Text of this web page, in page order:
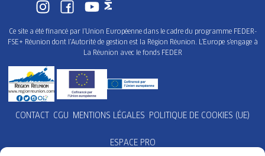
Ce site a été financé par l’Union Européenne dans le cadre du programme FEDER-
FSE+ Réunion dont l’Autorité de gestion est la Région Réunion. L’Europe s’engage à
La Réunion avec le fonds FEDER
CONTACT CGU MENTIONS LÉGALES POLITIQUE DE COOKIES (UE)
ESPACE PRO